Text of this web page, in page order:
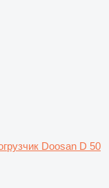
Doosan D 50